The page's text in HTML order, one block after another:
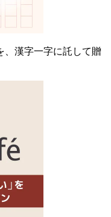
、漢字一字に託して贈